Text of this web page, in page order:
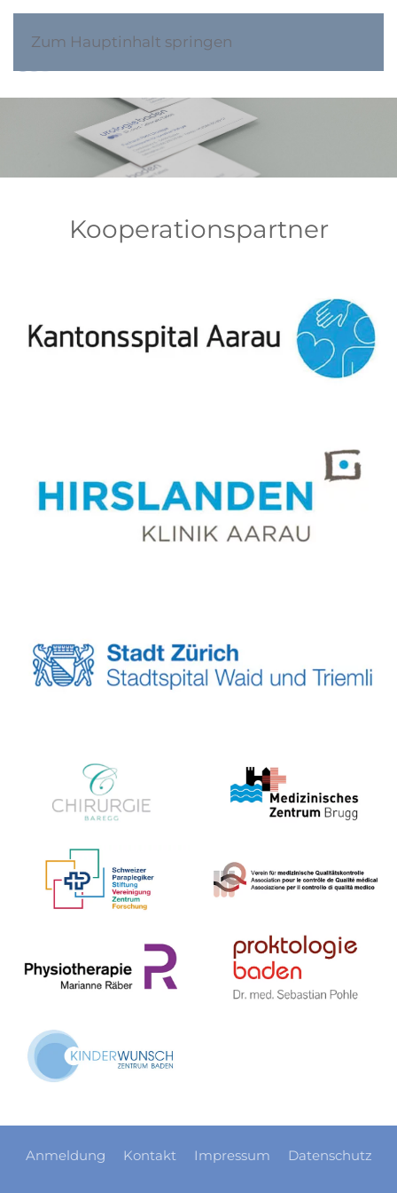
Zum Hauptinhalt springen
Kooperationspartner
Anmeldung Kontakt Impressum Datenschutz